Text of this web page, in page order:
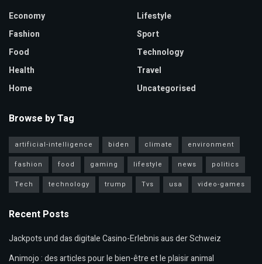
Economy
Fashion
Food
Health
Home
Lifestyle
Sport
Technology
Travel
Uncategorised
Browse by Tag
artificial-intelligence biden climate
environment
fashion
food gaming lifestyle news
politics
Tech
technology trump Tvs usa video-games
Recent Posts
Jackpots und das digitale Casino-Erlebnis aus der Schweiz
Animojo : des articles pour le bien-être et le plaisir animal